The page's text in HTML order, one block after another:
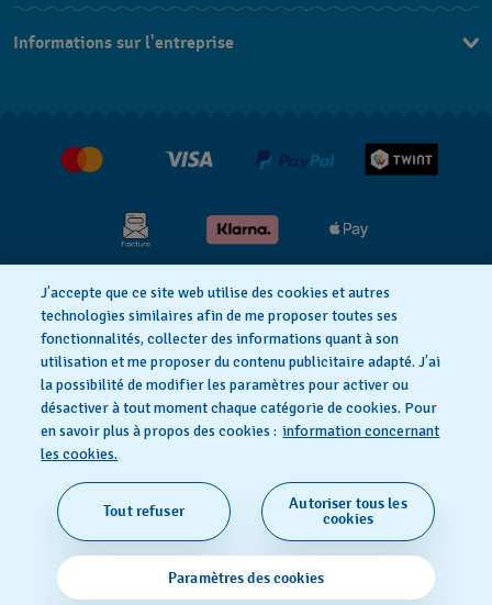
Conditions de vente
Renoncer au contrat
Informations sur l'entreprise
Déclaration de confidentialité
Déclaration concernant les cookies
Conditions d'utilisation
SWISS MADE
© 2026 FLIK FLAK, UNE DIVISION DE SWATCH SA. TOUS
DROITS RÉSERVÉS: MONTRES SUISSES
J’accepte que ce site web utilise des cookies et autres
technologies similaires afin de me proposer toutes ses
fonctionnalités, collecter des informations quant à son
utilisation et me proposer du contenu publicitaire adapté. J’ai
la possibilité de modifier les paramètres pour activer ou
désactiver à tout moment chaque catégorie de cookies. Pour
en savoir plus à propos des cookies : information concernant
les cookies.
Paramètres des cookies
Tout refuser
Autoriser tous les
cookies